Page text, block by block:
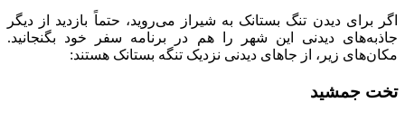
اگر برای دیدن تنگ بستانک به شیراز می‌روید، حتماً بازدید از دیگر
جاذبه‌های دیدنی این شهر را هم در برنامه سفر خود بگنجانید.
مکان‌های زیر، از جاهای دیدنی نزدیک تنگه بستانک هستند:
تخت جمشید